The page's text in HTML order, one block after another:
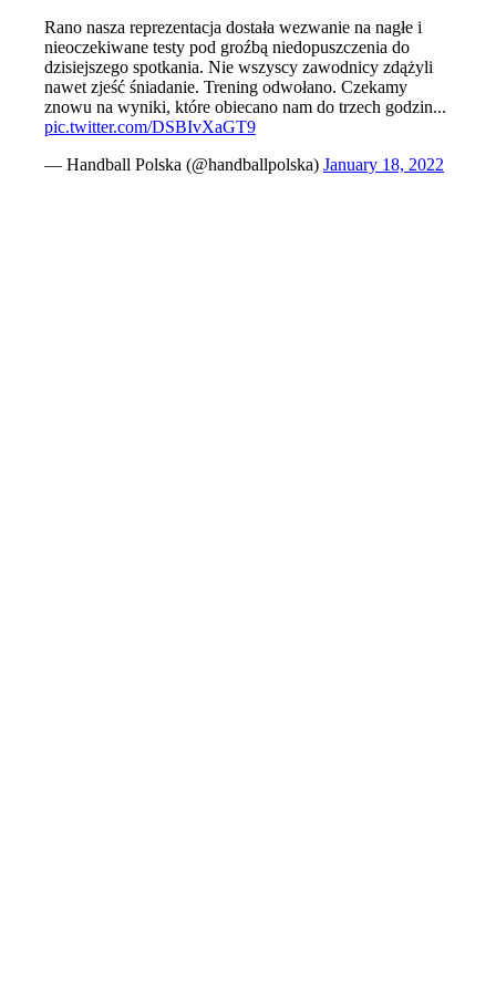
Rano nasza reprezentacja dostała wezwanie na nagłe i
nieoczekiwane testy pod groźbą niedopuszczenia do
dzisiejszego spotkania. Nie wszyscy zawodnicy zdążyli
nawet zjeść śniadanie. Trening odwołano. Czekamy
znowu na wyniki, które obiecano nam do trzech godzin...
pic.twitter.com/DSBIvXaGT9
— Handball Polska (@handballpolska) January 18, 2022